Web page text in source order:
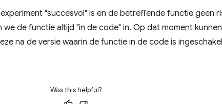
"succesvol" is en de betreffende functie geen
de functie altijd "in de code" in. Op dat moment
na de versie waarin de functie in de code is
Was this helpful?